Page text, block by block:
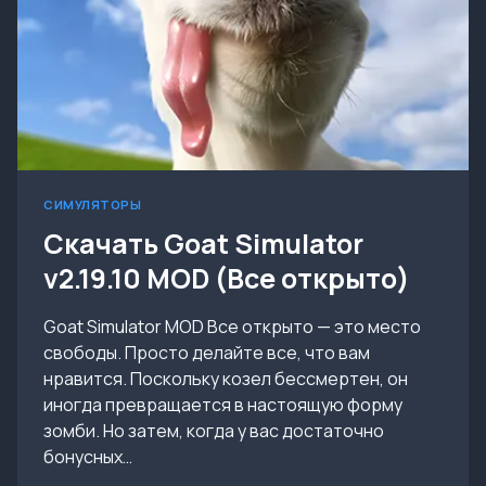
СИМУЛЯТОРЫ
Скачать Goat Simulator
v2.19.10 MOD (Все открыто)
Goat Simulator MOD Все открыто — это место
свободы. Просто делайте все, что вам
нравится. Поскольку козел бессмертен, он
иногда превращается в настоящую форму
зомби. Но затем, когда у вас достаточно
бонусных…